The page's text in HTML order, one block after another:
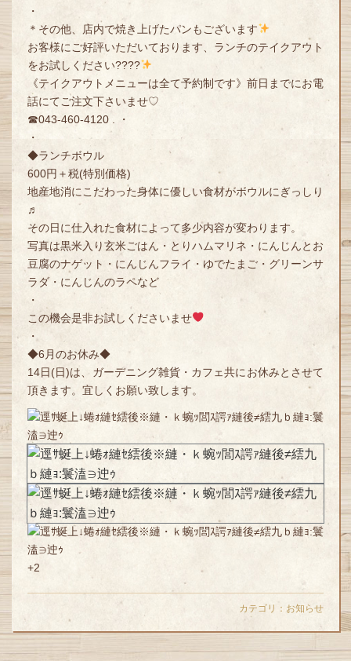
・
＊その他、店内で焼き上げたパンもございます
お客様にご好評いただいております、ランチのテイクアウト
をお試しください????
《テイクアウトメニューは全て予約制です》前日までにお電
話にてご注文下さいませ♡
☎︎043-460-4120 . ・
・
◆ランチボウル
600円＋税(特別価格)
地産地消にこだわった身体に優しい食材がボウルにぎっしり
♬
その日に仕入れた食材によって多少内容が変わります。
写真は黒米入り玄米ごはん・とりハムマリネ・にんじんとお
豆腐のナゲット・にんじんフライ・ゆでたまご・グリーンサ
ラダ・にんじんのラペなど
・
この機会是非お試しくださいませ
・
◆6月のお休み◆
14日(日)は、ガーデニング雑貨・カフェ共にお休みとさせて
頂きます。宜しくお願い致します。
+2
カテゴリ： お知らせ